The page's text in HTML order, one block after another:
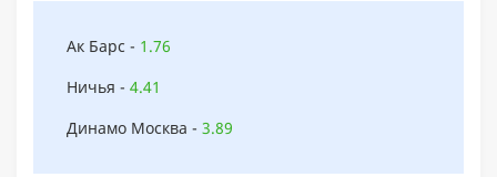
Ак Барс - 1.76
Ничья - 4.41
Динамо Москва - 3.89